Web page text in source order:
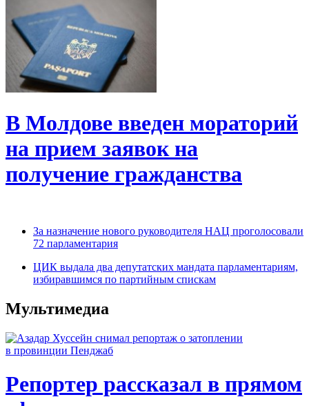
В Молдове введен мораторий
на прием заявок на
получение гражданства
За назначение нового руководителя НАЦ проголосовали
72 парламентария
ЦИК выдала два депутатских мандата парламентариям,
избиравшимся по партийным спискам
Мультимедиа
Репортер рассказал в прямом